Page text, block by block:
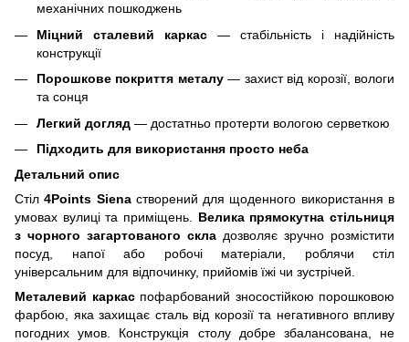
механічних пошкоджень
Міцний сталевий каркас — стабільність і надійність
конструкції
Порошкове покриття металу— захист від корозії, вологи
та сонця
Легкий догляд — достатньо протерти вологою серветкою
Підходить для використання просто неба
Детальний опис
Стіл4Points Sienaстворений для щоденного використання в
умовах вулиці та приміщень. Велика прямокутна стільниця
з чорного загартованого скла дозволяє зручно розмістити
посуд, напої або робочі матеріали, роблячи стіл
універсальним для відпочинку, прийомів їжі чи зустрічей.
Металевий каркас пофарбований зносостійкою порошковою
фарбою, яка захищає сталь від корозії та негативного впливу
погодних умов. Конструкція столу добре збалансована, не